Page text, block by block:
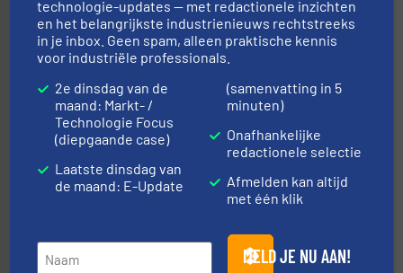
Optyl BVBA
Van Low Budget Stofmeting tot Broken Bag Detection,
van officiële mg/Nm³ tot QAL1 metingen: Optyl is het
aanspreekpunt voor uw vragen omtrent stof.
➜
technologie-updates — met redactionele inzichten
en het belangrijkste industrienieuws rechtstreeks
in je inbox. Geen spam, alleen praktische kennis
voor industriële professionals.
2e dinsdag van de
maand: Markt- /
Technologie Focus
(diepgaande case)
Laatste dinsdag van
de maand: E-Update
(samenvatting in 5
minuten)
Onafhankelijke
redactionele selectie
Afmelden kan altijd
met één klik
MELD JE NU AAN!